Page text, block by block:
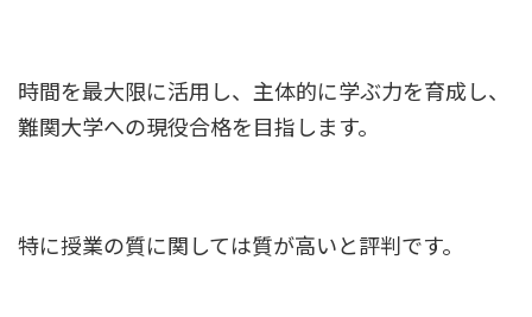
時間を最大限に活用し、主体的に学ぶ力を育成し、
難関大学への現役合格を目指します。
特に授業の質に関しては質が高いと評判です。